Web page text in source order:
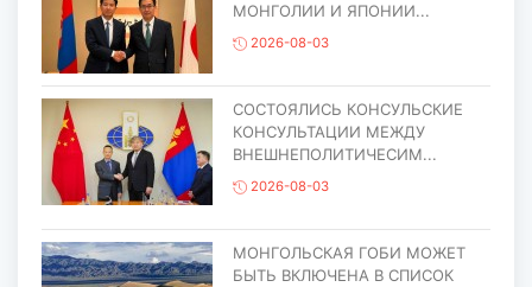
МОНГОЛИИ И ЯПОНИИ...
2026-08-03
СОСТОЯЛИСЬ КОНСУЛЬСКИЕ
КОНСУЛЬТАЦИИ МЕЖДУ
ВНЕШНЕПОЛИТИЧЕСИМ...
2026-08-03
МОНГОЛЬСКАЯ ГОБИ МОЖЕТ
БЫТЬ ВКЛЮЧЕНА В СПИСОК